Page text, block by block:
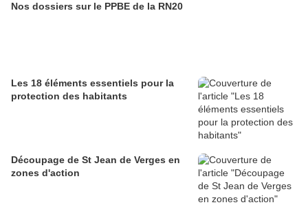
Nos dossiers sur le PPBE de la RN20
Les 18 éléments essentiels pour la
protection des habitants
Découpage de St Jean de Verges en
zones d'action